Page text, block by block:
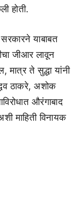
होती.
याबाबत
जीआर लावून
मात्र ते सुद्धा यांनी
ठाकरे, अशोक
औरंगाबाद
माहिती विनायक